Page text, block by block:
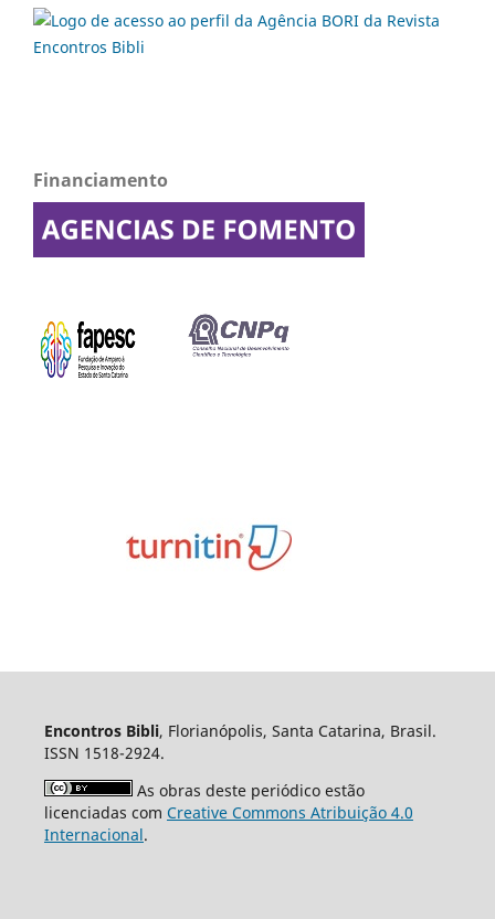
Financiamento
Encontros Bibli, Florianópolis, Santa Catarina, Brasil.
ISSN 1518-2924.
As obras deste periódico estão
licenciadas com Creative Commons Atribuição 4.0
Internacional.